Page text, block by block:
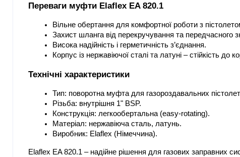
Переваги муфти Elaflex EA 820.1
Вільне обертання для комфортної роботи з
Захист шланга від перекручування та передчасного
Висока надійність і герметичність з’єднання.
Корпус із нержавіючої сталі та латуні – стійкість до
Технічні характеристики
Тип: поворотна муфта для газороздавальних
Різьба: внутрішня 1" BSP.
Конструкція: легкообертальна (easy-rotating).
Матеріал: нержавіюча сталь, латунь.
Виробник: Elaflex (Німеччина).
Elaflex EA 820.1 – надійне рішення для газових заправних